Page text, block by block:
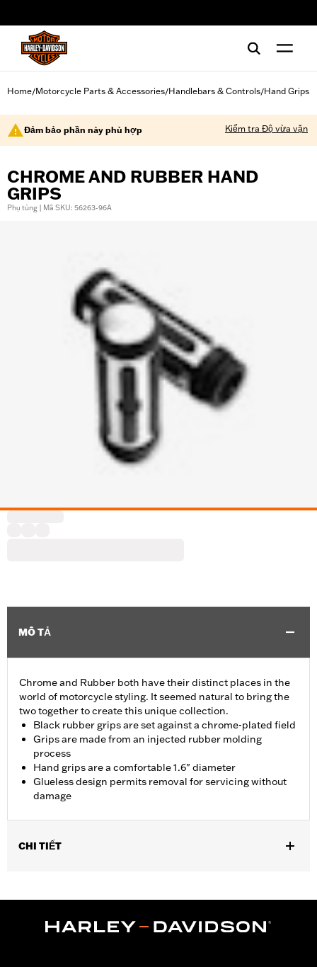
Home/Motorcycle Parts & Accessories/Handlebars & Controls/Hand Grips
Đảm bảo phần này phù hợp Kiểm tra Độ vừa vặn
CHROME AND RUBBER HAND
GRIPS
Phụ tùng | Mã SKU: 56263-96A
MÔ TẢ
Chrome and Rubber both have their distinct places in the
world of motorcycle styling. It seemed natural to bring the
two together to create this unique collection.
Black rubber grips are set against a chrome-plated field
Grips are made from an injected rubber molding
process
Hand grips are a comfortable 1.6" diameter
Glueless design permits removal for servicing without
damage
CHI TIẾT
Installation Instructions